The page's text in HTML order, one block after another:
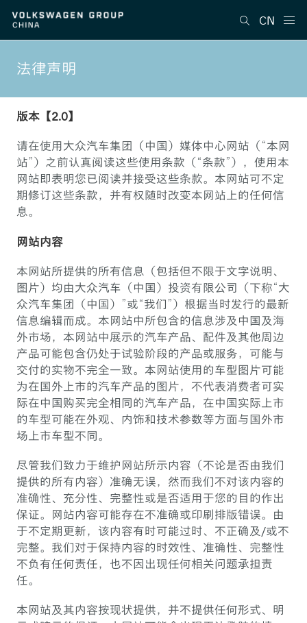
CN
法律声明
版本【2.0】
请在使用大众汽车集团（中国）媒体中心网站（“本网
站”）之前认真阅读这些使用条款（“条款”），使用本
网站即表明您已阅读并接受这些条款。本网站可不定
期修订这些条款，并有权随时改变本网站上的任何信
息。
网站内容
本网站所提供的所有信息（包括但不限于文字说明、
图片）均由大众汽车（中国）投资有限公司（下称“大
众汽车集团（中国）”或“我们”）根据当时发行的最新
信息编辑而成。本网站中所包含的信息涉及中国及海
外市场，本网站中展示的汽车产品、配件及其他周边
产品可能包含仍处于试验阶段的产品或服务，可能与
交付的实物不完全一致。本网站使用的车型图片可能
为在国外上市的汽车产品的图片，不代表消费者可实
际在中国购买完全相同的汽车产品，在中国实际上市
的车型可能在外观、内饰和技术参数等方面与国外市
场上市车型不同。
尽管我们致力于维护网站所示内容（不论是否由我们
提供的所有内容）准确无误，然而我们不对该内容的
准确性、充分性、完整性或是否适用于您的目的作出
保证。网站内容可能存在不准确或印刷排版错误。由
于不定期更新，该内容有时可能过时、不正确及/或不
完整。我们对于保持内容的时效性、准确性、完整性
不负有任何责任，也不因出现任何相关问题承担责
任。
本网站及其内容按现状提供，并不提供任何形式、明